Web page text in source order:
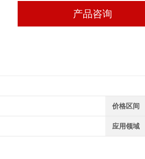
产品咨询
价格区间
应用领域